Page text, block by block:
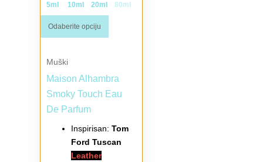
5ml 10ml 20ml 80ml
Odaberite opciju
Muški
Maison Alhambra
Smoky Touch Eau
De Parfum
Inspirisan: Tom
Ford Tuscan
Leather